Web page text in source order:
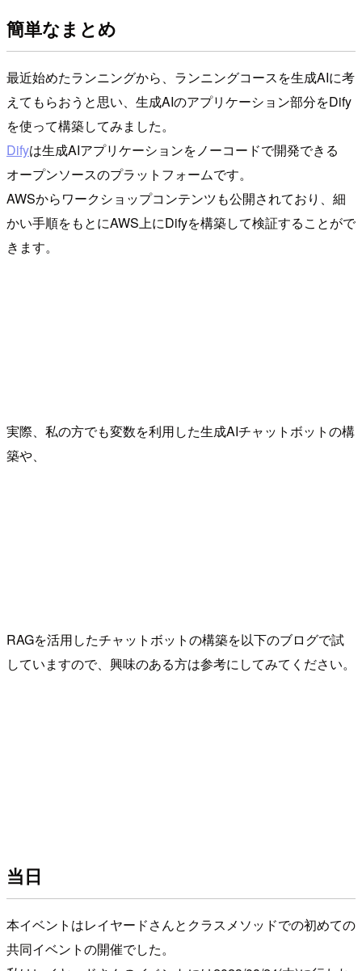
簡単なまとめ
最近始めたランニングから、ランニングコースを生成AIに考
えてもらおうと思い、生成AIのアプリケーション部分をDify
を使って構築してみました。
Difyは生成AIアプリケーションをノーコードで開発できる
オープンソースのプラットフォームです。
AWSからワークショップコンテンツも公開されており、細
かい手順をもとにAWS上にDifyを構築して検証することがで
きます。
実際、私の方でも変数を利用した生成AIチャットボットの構
築や、
RAGを活用したチャットボットの構築を以下のブログで試
していますので、興味のある方は参考にしてみてください。
当日
本イベントはレイヤードさんとクラスメソッドでの初めての
共同イベントの開催でした。